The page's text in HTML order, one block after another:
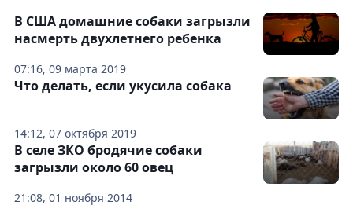
07:16, 09 марта 2019
В США домашние собаки загрызли
насмерть двухлетнего ребенка
14:12, 07 октября 2019
Что делать, если укусила собака
21:08, 01 ноября 2014
В селе ЗКО бродячие собаки
загрызли около 60 овец